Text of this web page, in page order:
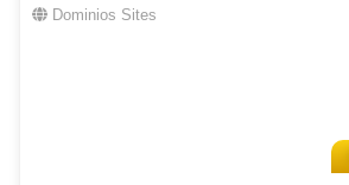
Dominios Sites